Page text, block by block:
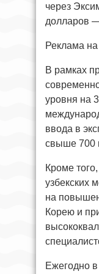
через
долларов
Реклама
В рамках
уровня на
ввода в
свыше 700
Кроме
узбекских
на
Корею и
Ежегодно